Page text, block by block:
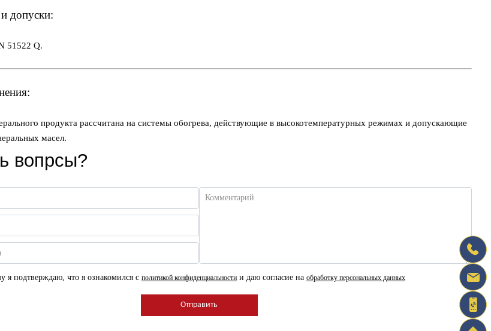
допуски:
51522 Q.
продукта рассчитана на системы обогрева, действующие в высокотемпературных режимах и допускающие
масел.
вопрсы?
Комментарий
я подтверждаю, что я ознакомился с политикой конфиденциальности и даю согласие на обработку персональных данных